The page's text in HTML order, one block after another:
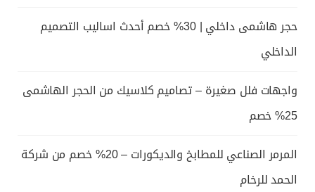
حجر هاشمى داخلي | 30% خصم أحدث اساليب التصميم
الداخلي
واجهات فلل صغيرة – تصاميم كلاسيك من الحجر الهاشمى
25% خصم
المرمر الصناعي للمطابخ والديكورات – 20% خصم من شركة
الحمد للرخام